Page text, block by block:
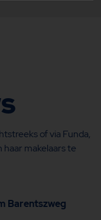
of via Funda,
makelaars te
Barentszweg